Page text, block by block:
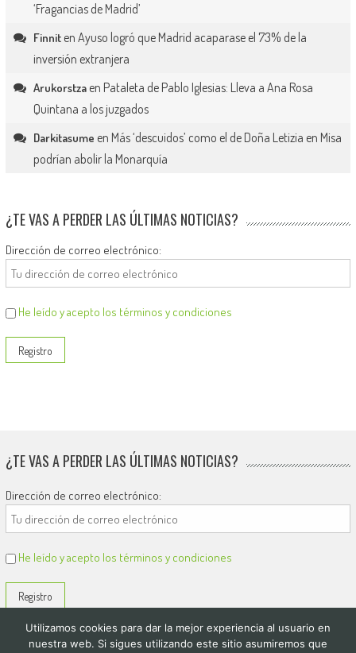
‘Fragancias de Madrid’
Finniten Ayuso logró que Madrid acaparase el 73% de la
inversión extranjera
Arukorstzaen Pataleta de Pablo Iglesias: Lleva a Ana Rosa
Quintana a los juzgados
Darkitasume en Más ‘descuidos’ como el de Doña Letizia en Misa
podrían abolir la Monarquía
¿TE VAS A PERDER LAS ÚLTIMAS NOTICIAS?
Dirección de correo electrónico:
He leído y acepto los términos y condiciones
¿TE VAS A PERDER LAS ÚLTIMAS NOTICIAS?
Dirección de correo electrónico:
He leído y acepto los términos y condiciones
Utilizamos cookies para dar la mejor experiencia al usuario en
nuestra web. Si sigues utilizando este sitio asumiremos que